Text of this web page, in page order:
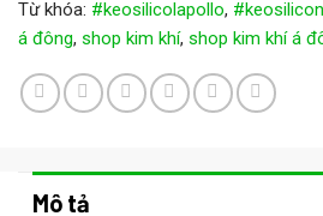
Từ khóa: #keosilicolapollo,
á đông, shop kim khí, shop kim khí á
Mô tả